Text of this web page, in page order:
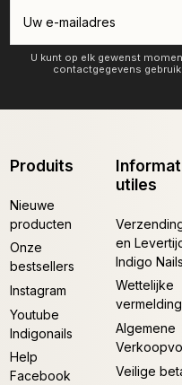
U kunt op elk gewenst
contactgegevens
Produits
Nieuwe
producten
Onze
bestsellers
Instagram
Youtube
Indigonails
Help
Facebook
utiles
en
Indigo
Wettelijke
Algemene
Veilige